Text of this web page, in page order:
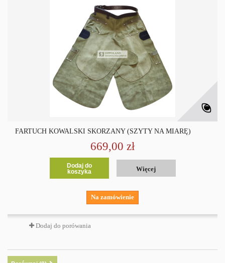
FARTUCH KOWALSKI SKÓRZANY (SZYTY NA MIARĘ)
669,00 zł
Dodaj do
koszyka
Więcej
Na zamówienie
Dodaj do porówania